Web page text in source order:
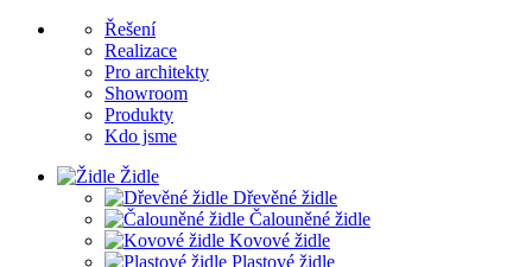
Řešení
Realizace
Pro architekty
Showroom
Produkty
Kdo jsme
Židle
Dřevěné židle
Čalouněné židle
Kovové židle
Plastové židle